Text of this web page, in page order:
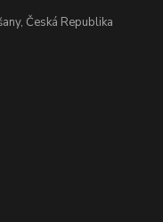
Česká Republika